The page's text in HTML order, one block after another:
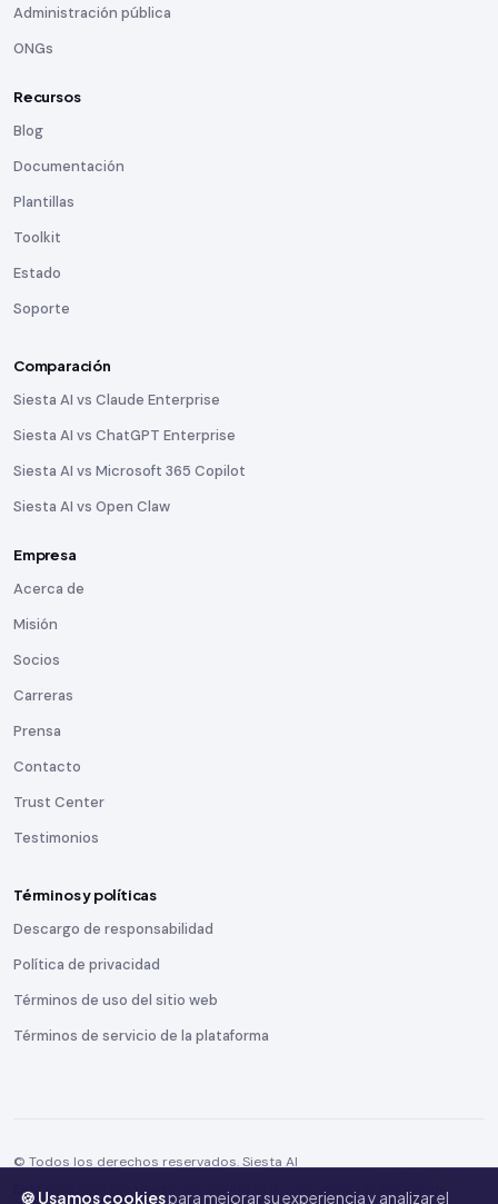
Administración pública
ONGs
Recursos
Blog
Documentación
Plantillas
Toolkit
Estado
Soporte
Comparación
Siesta AI vs Claude Enterprise
Siesta AI vs ChatGPT Enterprise
Siesta AI vs Microsoft 365 Copilot
Siesta AI vs Open Claw
Empresa
Acerca de
Misión
Socios
Carreras
Prensa
Contacto
Trust Center
Testimonios
Términos y políticas
Descargo de responsabilidad
Política de privacidad
Términos de uso del sitio web
Términos de servicio de la plataforma
© Todos los derechos reservados. Siesta AI
Este sitio está protegido por reCAPTCHA y se aplican la
Política de
🍪 Usamos cookiespara mejorar su experiencia y analizar el